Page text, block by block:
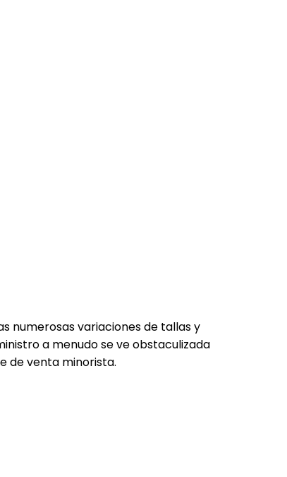
numerosas variaciones de tallas y
a menudo se ve obstaculizada
de venta minorista.